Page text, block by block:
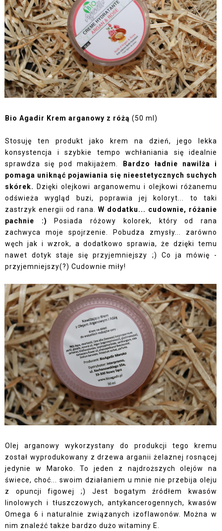
Bio Agadir Krem arganowy z różą (50 ml)
Stosuję ten produkt jako krem na dzień, jego lekka
konsystencja i szybkie tempo wchłaniania się idealnie
sprawdza się pod makijażem.
Bardzo ładnie nawilża i
pomaga uniknąć pojawiania się nieestetycznych suchych
skórek.
Dzięki olejkowi arganowemu i olejkowi różanemu
odświeża wygląd buzi, poprawia jej koloryt... to taki
zastrzyk energii od rana. W dodatku... cudownie, różanie
pachnie :)
Posiada różowy kolorek, który od rana
zachwyca moje spojrzenie. Pobudza zmysły... zarówno
węch jak i wzrok, a dodatkowo sprawia, że dzięki temu
nawet dotyk staje się przyjemniejszy ;) Co ja mówię -
przyjemniejszy(?) Cudownie miły!
Olej arganowy wykorzystany do produkcji tego kremu
został wyprodukowany z drzewa arganii żelaznej rosnącej
jedynie w Maroko. To jeden z najdroższych olejów na
świece, choć... swoim działaniem u mnie nie przebija oleju
z opuncji figowej ;) Jest bogatym źródłem kwasów
linolowych i tłuszczowych, antykancerogennych, kwasów
Omega 6 i naturalnie związanych izoflawonów. Można w
nim znaleźć także bardzo dużo witaminy E.